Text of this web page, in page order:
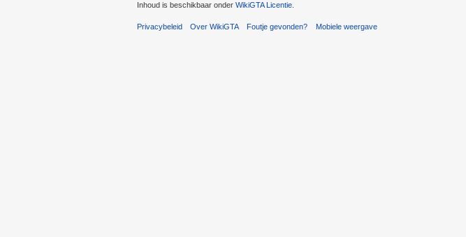
Inhoud is beschikbaar onder WikiGTA Licentie
Privacybeleid Over WikiGTA Foutje gevonden? Mobiele weergave